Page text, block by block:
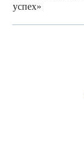
успех»